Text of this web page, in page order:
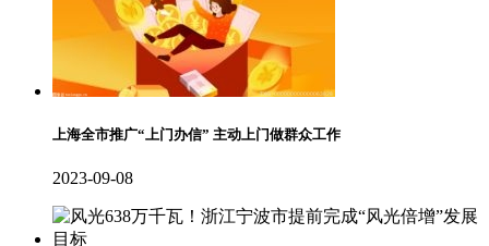
上海全市推广“上门办信” 主动上门做群众工作
2023-09-08